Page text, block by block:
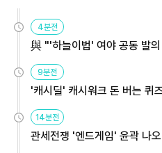
4분전
與 "'하늘이법' 여야 공동 발
9분전
'캐시딜' 캐시워크 돈 버는 퀴
14분전
관세전쟁 '엔드게임' 윤곽 나